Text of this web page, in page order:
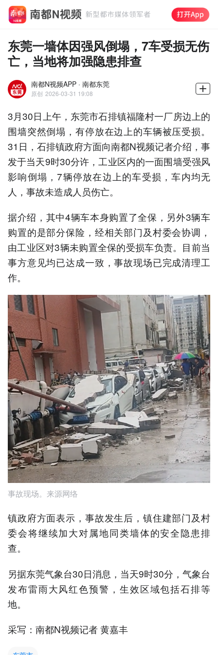
东莞一墙体因强风倒塌，7车受损无伤
亡，当地将加强隐患排查
南都N视频APP · 南都东莞
原创 2026-03-31 19:08
3月30日上午，东莞市石排镇福隆村一厂房边上的
围墙突然倒塌，有停放在边上的车辆被压受损。
31日，石排镇政府方面向南都N视频记者介绍，事
发于当天9时30分许，工业区内的一面围墙受强风
影响倒塌，7辆停放在边上的车受损，车内均无
人，事故未造成人员伤亡。
据介绍，其中4辆车本身购置了全保，另外3辆车
购置的是部分保险，经相关部门及村委会协调，
由工业区对3辆未购置全保的受损车负责。目前当
事方意见均已达成一致，事故现场已完成清理工
作。
事故现场。来源网络
镇政府方面表示，事故发生后，镇住建部门及村
委会将继续加大对属地同类墙体的安全隐患排
查。
另据东莞气象台30日消息，当天9时30分，气象台
发布雷雨大风红色预警，生效区域包括石排等
地。
采写：南都N视频记者 黄嘉丰